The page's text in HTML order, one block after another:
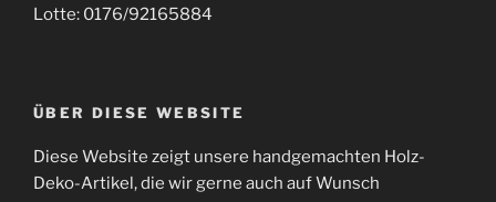
Lotte: 0176/92165884
ÜBER DIESE WEBSITE
Diese Website zeigt unsere handgemachten Holz-
Deko-Artikel, die wir gerne auch auf Wunsch